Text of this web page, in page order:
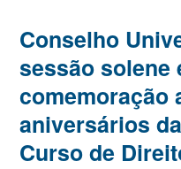
Conselho
sessão solene
comemoração
aniversários
Curso de